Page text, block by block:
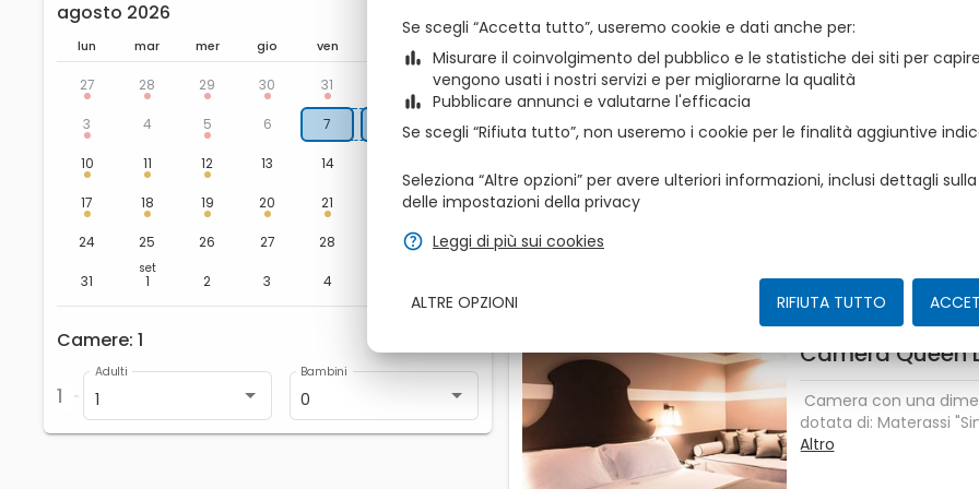
agosto 2026
lun mar mer gio ven
27 28 29 30 31 2
3 4 5 6 7 9
10 11 12 13 14
17 18 19 20 21 23
24 25 26 27 28 30
31
set
1 2 3 4
Camere 1
1 1
Adulti
0
Bambini
zbe_info Queste sono le nostre proposte per te, scegli la tua
Camera con una
dotata di: Materassi
System con topper
Smart TV LCD 43",
privato con doccia,
gratuita, Lenzuola in
Asciugacapelli,
Minibar e Cassetta di
telefonicaIngresso
Fit (150mt dall'hotel).
FUMATORIPALESTRA
letto matrimoniale + 1
Altro
Camera Queen
Camera con una
dotata di: Materassi
System con topper
Altro
Se scegli “Accetta tutto”, useremo cookie e dati anche per
zbe_bar_chart Misurare il coinvolgimento del pubblico e le statistiche dei siti per
vengono usati i nostri servizi e per migliorarne la qualità
zbe_bar_chart Pubblicare annunci e valutarne l'efficacia
Se scegli “Rifiuta tutto”, non useremo i cookie per le finalità aggiuntive
Seleziona “Altre opzioni” per avere ulteriori informazioni, inclusi dettagli
delle impostazioni della privacy
zbe_help Leggi di più sui cookies
RIFIUTA TUTTO
ALTRE OPZIONI